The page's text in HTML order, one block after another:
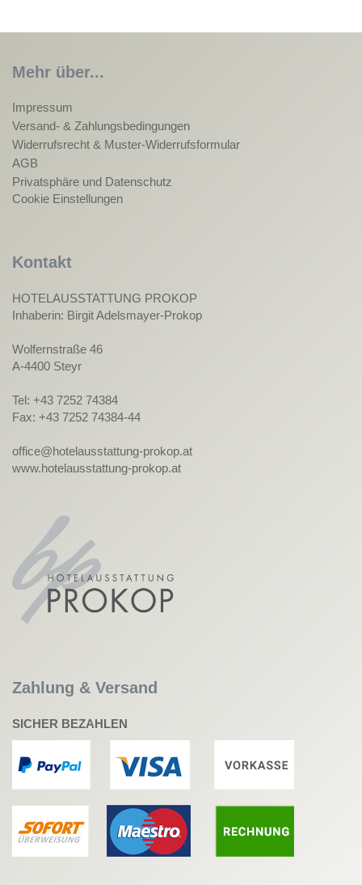
Mehr über...
Impressum
Versand- & Zahlungsbedingungen
Widerrufsrecht & Muster-Widerrufsformular
AGB
Privatsphäre und Datenschutz
Cookie Einstellungen
Kontakt
HOTELAUSSTATTUNG PROKOP
Inhaberin: Birgit Adelsmayer-Prokop
Wolfernstraße 46
A-4400 Steyr
Tel: +43 7252 74384
Fax: +43 7252 74384-44
office@hotelausstattung-prokop.at
www.hotelausstattung-prokop.at
Zahlung & Versand
SICHER BEZAHLEN